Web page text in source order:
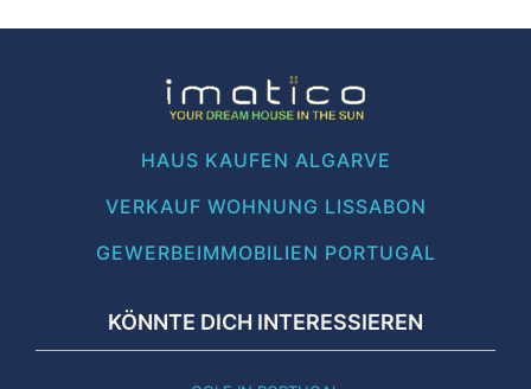
HAUS KAUFEN ALGARVE
VERKAUF WOHNUNG LISSABON
GEWERBEIMMOBILIEN PORTUGAL
KÖNNTE DICH INTERESSIEREN